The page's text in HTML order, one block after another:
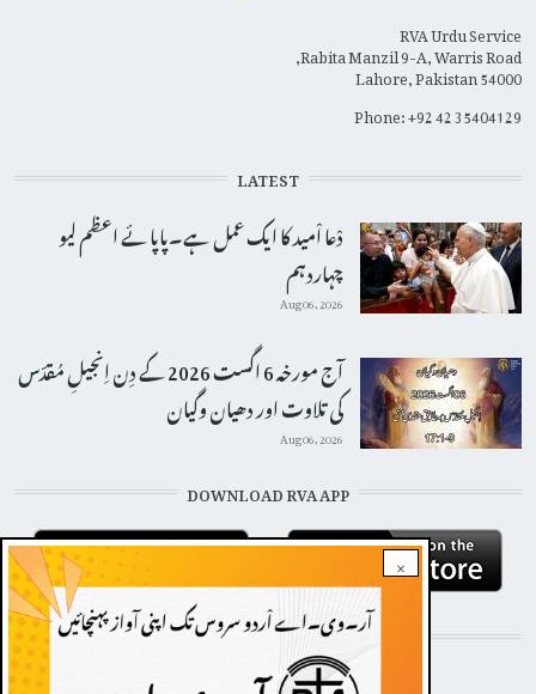
×
RVA Urdu Service
Rabita Manzil 9-A, Warris Road,
Lahore, Pakistan 54000
Phone: +92 42 35404129
LATEST
دْعا اْمید کا ایک عمل ہے۔پاپائے اعظم لیو
چہاردہم
Aug 06, 2026
آج مورخہ 6 اگست 2026 کے دِن اِنجیلِ مُقدّس
کی تلاوت اور دھیان وگیان
Aug 06, 2026
DOWNLOAD RVA APP
STAY CONNECTED WITH US!